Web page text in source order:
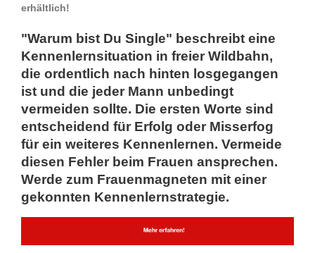
erhältlich!
"Warum bist Du Single" beschreibt eine
Kennenlernsituation in freier Wildbahn,
die ordentlich nach hinten losgegangen
ist und die jeder Mann unbedingt
vermeiden sollte. Die ersten Worte sind
entscheidend für Erfolg oder Misserfog
für ein weiteres Kennenlernen. Vermeide
diesen Fehler beim Frauen ansprechen.
Werde zum Frauenmagneten mit einer
gekonnten Kennenlernstrategie.